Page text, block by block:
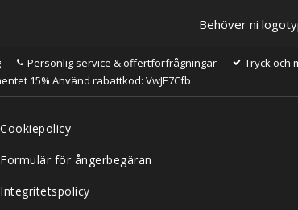
Behöver ni
Personlig service & offertförfrågningar Tryck och
15% Använd rabattkod: VwJE7Cfb
Cookiepolicy
Formulär för ångerbegäran
Integritetspolicy